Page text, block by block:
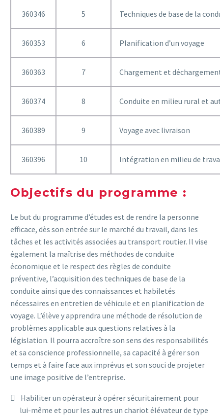
360346 5 Techniques de base de la
360353 6 Planification d’un voyage
360363 7 Chargement et
360374 8 Conduite en milieu rural et
360389 9 Voyage avec livraison
360396 10 Intégration en milieu de
Objectifs du programme :
Le but du programme d’études est de rendre la personne
efficace, dès son entrée sur le marché du travail, dans les
tâches et les activités associées au transport routier. Il vise
également la maîtrise des méthodes de conduite
économique et le respect des règles de conduite
préventive, l’acquisition des techniques de base de la
conduite ainsi que des connaissances et habiletés
nécessaires en entretien de véhicule et en planification de
voyage. L’élève y apprendra une méthode de résolution de
problèmes applicable aux questions relatives à la
législation. Il pourra accroître son sens des responsabilités
et sa conscience professionnelle, sa capacité à gérer son
temps et à faire face aux imprévus et son souci de projeter
une image positive de l’entreprise.
Habiliter un opérateur à opérer sécuritairement pour
lui-même et pour les autres un chariot élévateur de type